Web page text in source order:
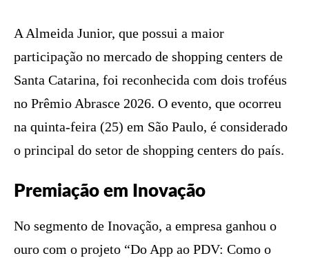
A Almeida Junior, que possui a maior
participação no mercado de shopping centers de
Santa Catarina, foi reconhecida com dois troféus
no Prêmio Abrasce 2026. O evento, que ocorreu
na quinta-feira (25) em São Paulo, é considerado
o principal do setor de shopping centers do país.
Premiação em Inovação
No segmento de Inovação, a empresa ganhou o
ouro com o projeto “Do App ao PDV: Como o